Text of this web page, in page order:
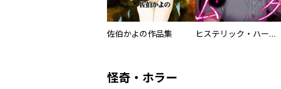
佐伯かよの作品集 ヒステリック・ハーレム～搾られる男と堕ちる女～【電子単行本版】
怪奇・ホラー